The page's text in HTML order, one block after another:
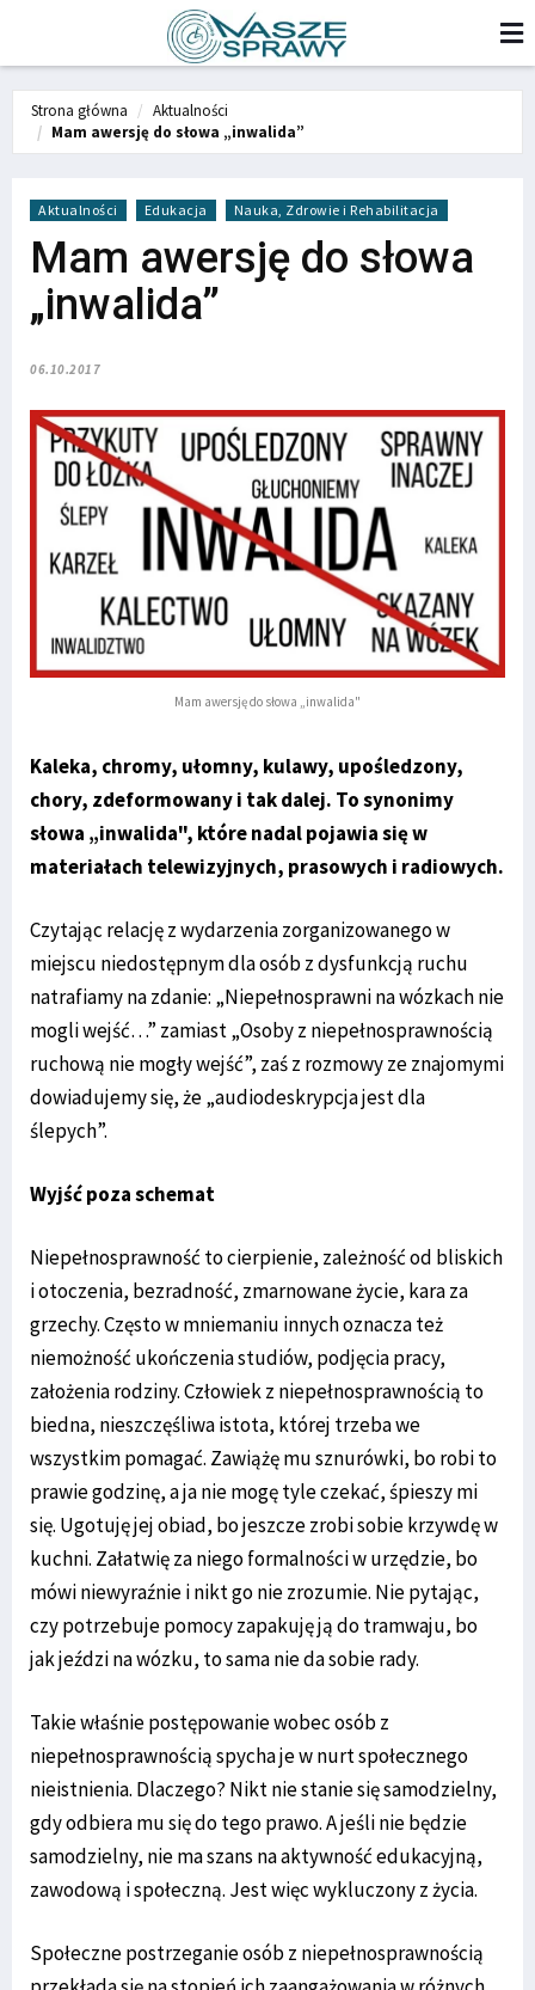
Strona główna
Aktualności
Mam awersję do słowa „inwalida”
Aktualności Edukacja Nauka, Zdrowie i Rehabilitacja
Mam awersję do słowa
„inwalida”
06.10.2017
Mam awersję do słowa „inwalida"
Kaleka, chromy, ułomny, kulawy, upośledzony,
chory, zdeformowany i tak dalej. To synonimy
słowa „inwalida", które nadal pojawia się w
materiałach telewizyjnych, prasowych i radiowych.
Czytając relację z wydarzenia zorganizowanego w
miejscu niedostępnym dla osób z dysfunkcją ruchu
natrafiamy na zdanie: „Niepełnosprawni na wózkach nie
mogli wejść…” zamiast „Osoby z niepełnosprawnością
ruchową nie mogły wejść”, zaś z rozmowy ze znajomymi
dowiadujemy się, że „audiodeskrypcja jest dla
ślepych”.
Wyjść poza schemat
Niepełnosprawność to cierpienie, zależność od bliskich
i otoczenia, bezradność, zmarnowane życie, kara za
grzechy. Często w mniemaniu innych oznacza też
niemożność ukończenia studiów, podjęcia pracy,
założenia rodziny. Człowiek z niepełnosprawnością to
biedna, nieszczęśliwa istota, której trzeba we
wszystkim pomagać. Zawiążę mu sznurówki, bo robi to
prawie godzinę, a ja nie mogę tyle czekać, śpieszy mi
się. Ugotuję jej obiad, bo jeszcze zrobi sobie krzywdę w
kuchni. Załatwię za niego formalności w urzędzie, bo
mówi niewyraźnie i nikt go nie zrozumie. Nie pytając,
czy potrzebuje pomocy zapakuję ją do tramwaju, bo
jak jeździ na wózku, to sama nie da sobie rady.
Takie właśnie postępowanie wobec osób z
niepełnosprawnością spycha je w nurt społecznego
nieistnienia. Dlaczego? Nikt nie stanie się samodzielny,
gdy odbiera mu się do tego prawo. A jeśli nie będzie
samodzielny, nie ma szans na aktywność edukacyjną,
zawodową i społeczną. Jest więc wykluczony z życia.
Społeczne postrzeganie osób z niepełnosprawnością